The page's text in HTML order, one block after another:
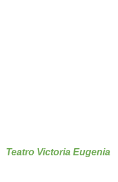
Teatro Victoria Eugenia